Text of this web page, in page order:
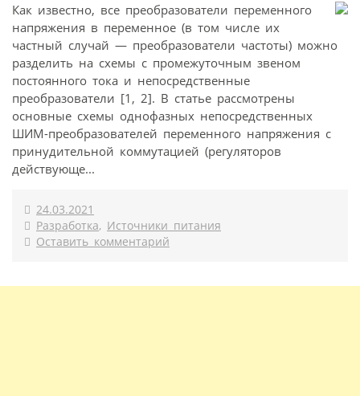
Как известно, все преобразователи переменного
напряжения в переменное (в том числе их
частный случай — преобразователи частоты) можно
разделить на схемы с промежуточным звеном
постоянного тока и непосредственные
преобразователи [1, 2]. В статье рассмотрены
основные схемы однофазных непосредственных
ШИМ-преобразователей переменного напряжения с
принудительной коммутацией (регуляторов
действующе...
24.03.2021
Разработка, Источники питания
Оставить комментарий